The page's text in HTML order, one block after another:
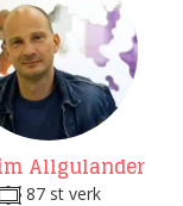
Allgulander
87 st verk